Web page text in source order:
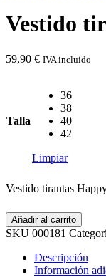
Vestido
59,90 € IVA incluido
Talla
36
38
40
42
Limpiar
Vestido tirantas
Añadir al carrito
SKU 000181
Descripción
Información